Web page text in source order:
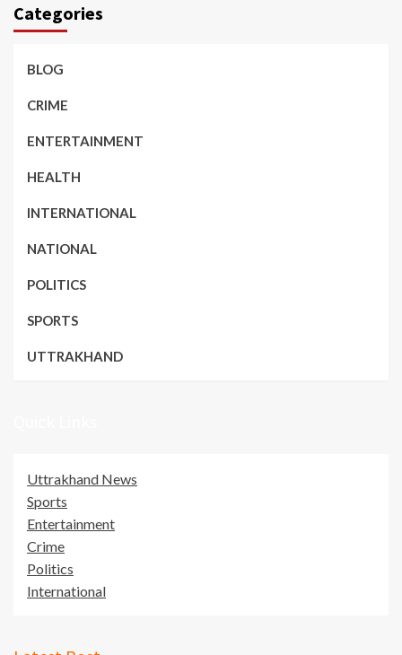
Categories
BLOG
CRIME
ENTERTAINMENT
HEALTH
INTERNATIONAL
NATIONAL
POLITICS
SPORTS
UTTRAKHAND
Uttrakhand News
Sports
Entertainment
Crime
Politics
International